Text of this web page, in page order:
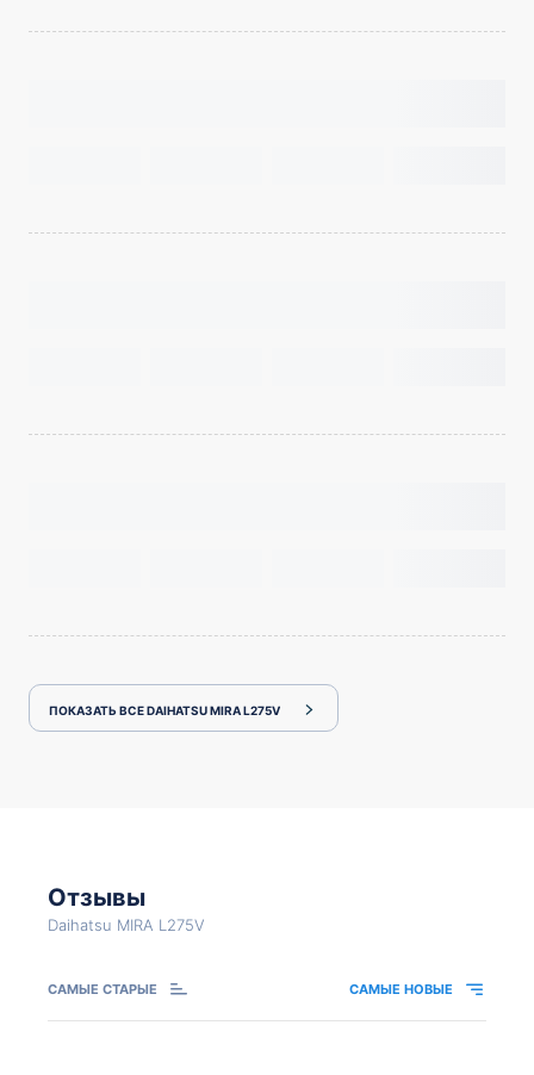
ПОКАЗАТЬ ВСЕ DAIHATSU MIRA L275V
Отзывы
Daihatsu MIRA L275V
САМЫЕ СТАРЫЕ САМЫЕ НОВЫЕ